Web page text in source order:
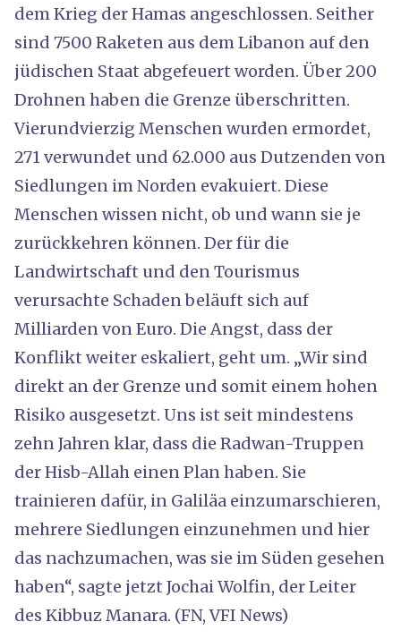
dem Krieg der Hamas angeschlossen. Seither
sind 7500 Raketen aus dem Libanon auf den
jüdischen Staat abgefeuert worden. Über 200
Drohnen haben die Grenze überschritten.
Vierundvierzig Menschen wurden ermordet,
271 verwundet und 62.000 aus Dutzenden von
Siedlungen im Norden evakuiert. Diese
Menschen wissen nicht, ob und wann sie je
zurückkehren können. Der für die
Landwirtschaft und den Tourismus
verursachte Schaden beläuft sich auf
Milliarden von Euro. Die Angst, dass der
Konflikt weiter eskaliert, geht um. „Wir sind
direkt an der Grenze und somit einem hohen
Risiko ausgesetzt. Uns ist seit mindestens
zehn Jahren klar, dass die Radwan-Truppen
der Hisb-Allah einen Plan haben. Sie
trainieren dafür, in Galiläa einzumarschieren,
mehrere Siedlungen einzunehmen und hier
das nachzumachen, was sie im Süden gesehen
haben“, sagte jetzt Jochai Wolfin, der Leiter
des Kibbuz Manara. (FN, VFI News)